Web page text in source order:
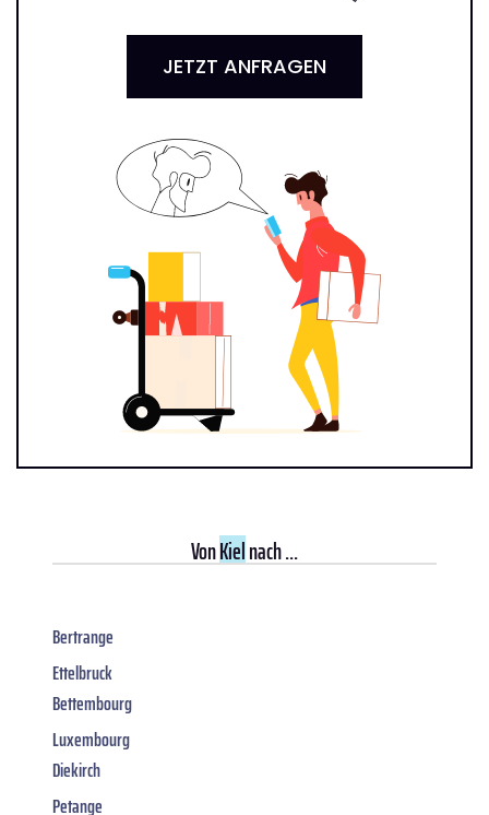
JETZT ANFRAGEN
VonKielnach ...
Bertrange
Ettelbruck
Bettembourg
Luxembourg
Diekirch
Petange